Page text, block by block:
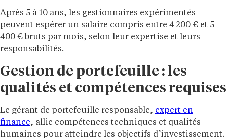
Après 5 à 10 ans, les gestionnaires expérimentés
peuvent espérer un salaire compris entre 4 200 € et 5
400 € bruts par mois, selon leur expertise et leurs
responsabilités.
Gestion de portefeuille : les
qualités et compétences requises
Le gérant de portefeuille responsable, expert en
finance, allie compétences techniques et qualités
humaines pour atteindre les objectifs d’investissement.